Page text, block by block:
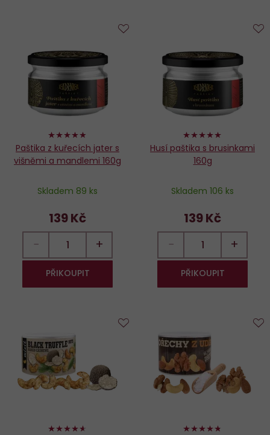
96%
Paštika z kuřecích jater s
višněmi a mandlemi 160g
Skladem 89 ks
139 Kč
− +
PŘIKOUPIT
oblíbených
98%
Husí paštika s brusinkami
160g
Skladem 106 ks
139 Kč
− +
PŘIKOUPIT
92%
oblíbených
94%